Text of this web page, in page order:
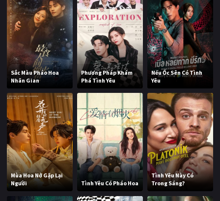
Sắc Màu Pháo Hoa
Nhân Gian
Phương Pháp Khám
Phá Tình Yêu
Nếu Ốc Sên Có Tình
Yêu
Mùa Hoa Nở Gặp Lại
Người
Tình Yêu Có Pháo Hoa
Tình Yêu Này Có
Trong Sáng?